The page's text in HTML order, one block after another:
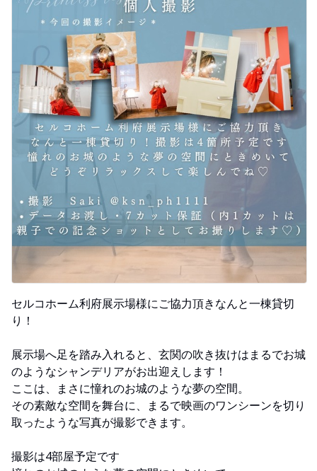
セルコホーム利府展示場様にご協力頂きなんと一棟貸切
り！
展示場へ足を踏み入れると、玄関の吹き抜けはまるでお城
のようなシャンデリアがお出迎えします！
ここは、まさに憧れのお城のような夢の空間。
その素敵な空間を舞台に、まるで映画のワンシーンを切り
取ったような写真が撮影できます。
撮影は4部屋予定です